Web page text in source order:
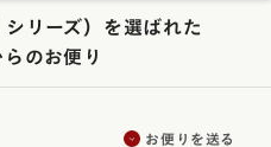
リーズ）を選ばれた
のお便り
お便りを送る